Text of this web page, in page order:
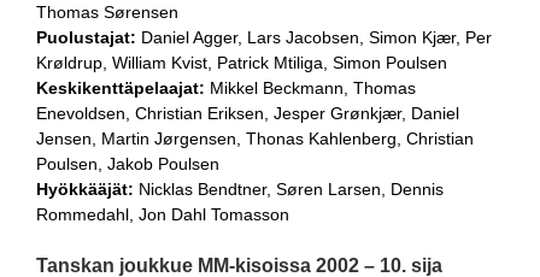
Thomas Sørensen
Puolustajat: Daniel Agger, Lars Jacobsen, Simon Kjær, Per
Krøldrup, William Kvist, Patrick Mtiliga, Simon Poulsen
Keskikenttäpelaajat: Mikkel Beckmann, Thomas
Enevoldsen, Christian Eriksen, Jesper Grønkjær, Daniel
Jensen, Martin Jørgensen, Thonas Kahlenberg, Christian
Poulsen, Jakob Poulsen
Hyökkääjät: Nicklas Bendtner, Søren Larsen, Dennis
Rommedahl, Jon Dahl Tomasson
Tanskan joukkue MM-kisoissa 2002 – 10. sija